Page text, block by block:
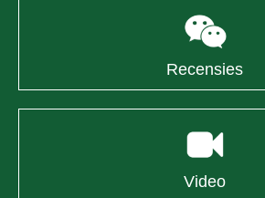
Recensies
Video